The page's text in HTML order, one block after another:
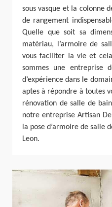
sous vasque et la colonne
de rangement
Quelle que soit sa
matériau, l’armoire de
vous faciliter la vie et
sommes une entreprise
d’expérience dans le
aptes à répondre à toutes
rénovation de salle de
notre entreprise Artisan
la pose d’armoire de salle
Leon.